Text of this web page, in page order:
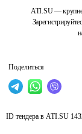
ATI.SU —
Поделиться
ID тендера в ATI.SU